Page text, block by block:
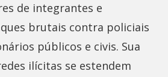
de integrantes e
brutais contra policiais
públicos e civis. Sua
ilícitas se estendem